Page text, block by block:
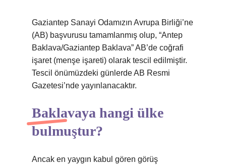
Gaziantep Sanayi Odamızın Avrupa Birliği’ne
(AB) başvurusu tamamlanmış olup, “Antep
Baklava/Gaziantep Baklava” AB’de coğrafi
işaret (menşe işareti) olarak tescil edilmiştir.
Tescil önümüzdeki günlerde AB Resmi
Gazetesi’nde yayınlanacaktır.
Baklavaya hangi ülke
bulmuştur?
Ancak en yaygın kabul gören görüş